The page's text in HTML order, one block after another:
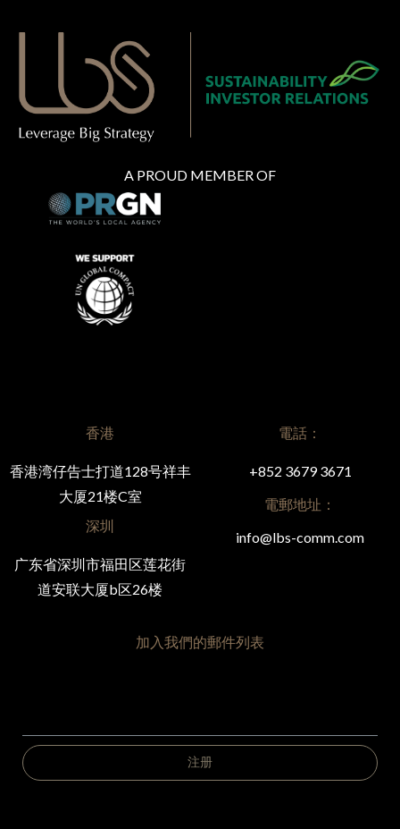
A PROUD MEMBER OF
香港
香港湾仔告士打道128号祥丰
大厦21楼C室
深圳
广东省深圳市福田区莲花街
道安联大厦b区26楼
電話：
+852 3679 3671
電郵地址：
info@lbs-comm.com
加入我們的郵件列表